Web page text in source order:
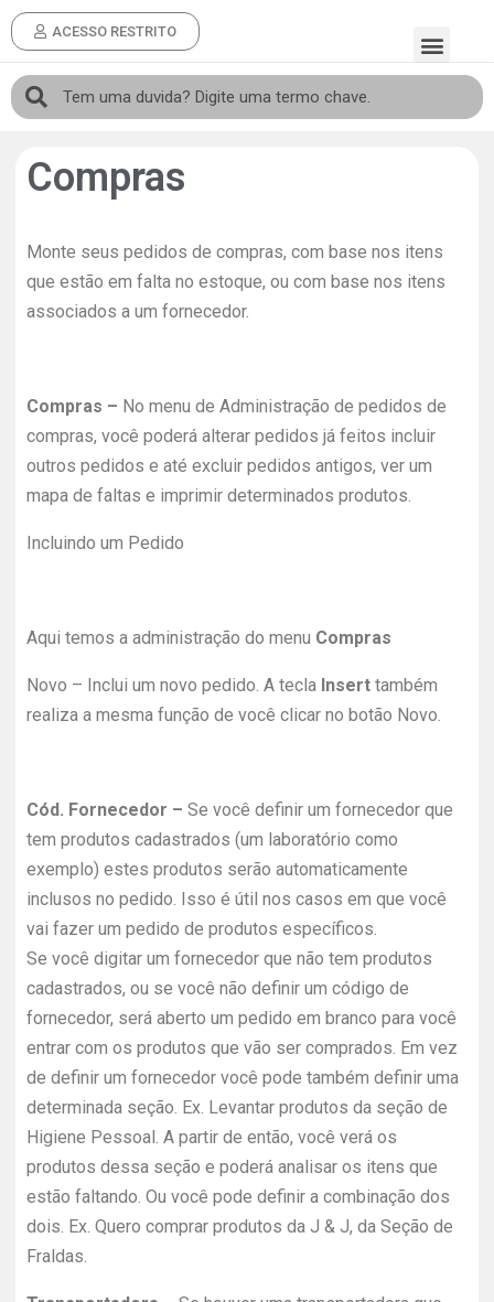
ACESSO RESTRITO
Compras
Monte seus pedidos de compras, com base nos itens
que estão em falta no estoque, ou com base nos itens
associados a um fornecedor.
Compras – No menu de Administração de pedidos de
compras, você poderá alterar pedidos já feitos incluir
outros pedidos e até excluir pedidos antigos, ver um
mapa de faltas e imprimir determinados produtos.
Incluindo um Pedido
Aqui temos a administração do menu Compras
Novo – Inclui um novo pedido. A tecla Insert também
realiza a mesma função de você clicar no botão Novo.
Cód. Fornecedor – Se você definir um fornecedor que
tem produtos cadastrados (um laboratório como
exemplo) estes produtos serão automaticamente
inclusos no pedido. Isso é útil nos casos em que você
vai fazer um pedido de produtos específicos.
Se você digitar um fornecedor que não tem produtos
cadastrados, ou se você não definir um código de
fornecedor, será aberto um pedido em branco para você
entrar com os produtos que vão ser comprados. Em vez
de definir um fornecedor você pode também definir uma
determinada seção. Ex. Levantar produtos da seção de
Higiene Pessoal. A partir de então, você verá os
produtos dessa seção e poderá analisar os itens que
estão faltando. Ou você pode definir a combinação dos
dois. Ex. Quero comprar produtos da J & J, da Seção de
Fraldas.